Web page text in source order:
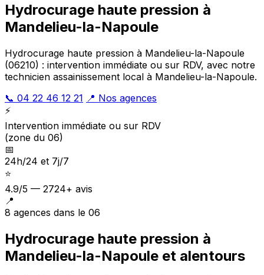
Hydrocurage haute pression à
Mandelieu-la-Napoule
Hydrocurage haute pression à Mandelieu-la-Napoule
(06210) : intervention immédiate ou sur RDV, avec notre
technicien assainissement local à Mandelieu-la-Napoule.
📞 04 22 46 12 21 📍 Nos agences
⚡
Intervention immédiate ou sur RDV
(zone du 06)
📅
24h/24 et 7j/7
⭐
4.9/5 — 2724+ avis
📍
8 agences dans le 06
Hydrocurage haute pression à
Mandelieu-la-Napoule et alentours